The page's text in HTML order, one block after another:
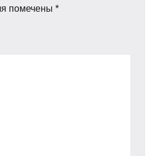
помечены *